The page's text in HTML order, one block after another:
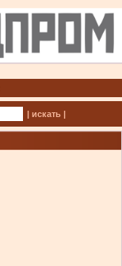
| искать |